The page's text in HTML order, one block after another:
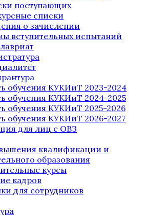
поступающих
списки
о зачислении
вступительных испытаний
обучения КУКИиТ 2023-2024
обучения КУКИиТ 2024-2025
обучения КУКИиТ 2025-2026
обучения КУКИиТ 2026-2027
для лиц с ОВЗ
квалификации и
образования
курсы
кадров
для сотрудников